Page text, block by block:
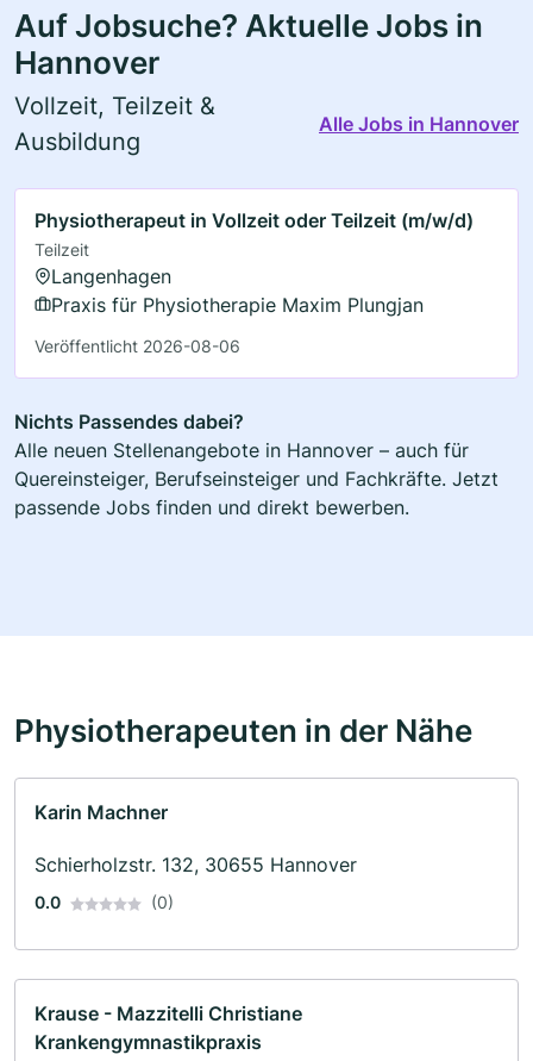
Auf Jobsuche? Aktuelle Jobs in
Hannover
Vollzeit, Teilzeit &
Ausbildung
Alle Jobs in Hannover
Physiotherapeut in Vollzeit oder Teilzeit (m/w/d)
Teilzeit
Langenhagen
Praxis für Physiotherapie Maxim Plungjan
Veröffentlicht 2026-08-06
Nichts Passendes dabei?
Alle neuen Stellenangebote in Hannover – auch für
Quereinsteiger, Berufseinsteiger und Fachkräfte. Jetzt
passende Jobs finden und direkt bewerben.
Physiotherapeuten in der Nähe
Karin Machner
Schierholzstr. 132, 30655 Hannover
0.0 (0)
Krause - Mazzitelli Christiane
Krankengymnastikpraxis